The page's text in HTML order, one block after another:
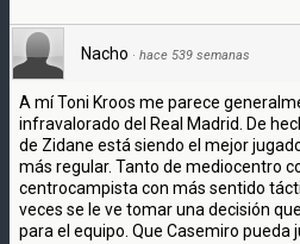
Nacho · hace 539 semanas
A mí Toni Kroos me parece
infravalorado del Real Madrid. De
de Zidane está siendo el mejor
más regular. Tanto de mediocentro
centrocampista con más sentido
veces se le ve tomar una decisión
para el equipo. Que Casemiro pueda